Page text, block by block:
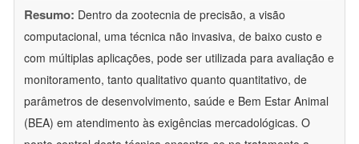
Resumo: Dentro da zootecnia de precisão, a visão
computacional, uma técnica não invasiva, de baixo custo e
com múltiplas aplicações, pode ser utilizada para avaliação e
monitoramento, tanto qualitativo quanto quantitativo, de
parâmetros de desenvolvimento, saúde e Bem Estar Animal
(BEA) em atendimento às exigências mercadológicas. O